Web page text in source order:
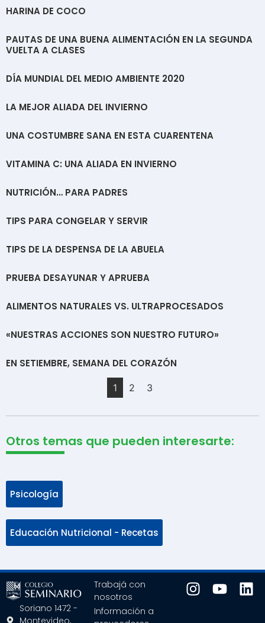
HARINA DE COCO
PAUTAS DE UNA BUENA ALIMENTACIÓN EN LA SEGUNDA
VUELTA A CLASES
DÍA MUNDIAL DEL MEDIO AMBIENTE 2020
LA MEJOR ALIADA DEL INVIERNO
UNA COSTUMBRE SANA EN ESTA CUARENTENA
VITAMINA C: UNA ALIADA EN INVIERNO
NUTRICIÓN… PARA PADRES
TIPS PARA CONGELAR Y SERVIR
TIPS DE LA DESPENSA DE LA ABUELA
PRUEBA DESAYUNAR Y APRUEBA
ALIMENTOS NATURALES VS. ULTRAPROCESADOS
«NUESTRAS ACCIONES SON NUESTRO FUTURO»
EN SETIEMBRE, SEMANA DEL CORAZÓN
1 2 3
Otros temas que pueden interesarte:
Psicología
Educación Nutricional - Recetas
Soriano 1472 -
Montevideo,
Trabajá con
nosotros
Información a